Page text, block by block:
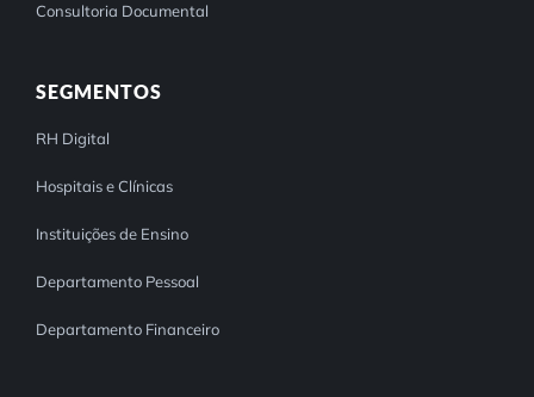
Consultoria Documental
SEGMENTOS
RH Digital
Hospitais e Clínicas
Instituições de Ensino
Departamento Pessoal
Departamento Financeiro